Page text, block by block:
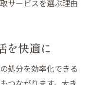
サービスを選ぶ理由
を快適に
処分を効率化できる